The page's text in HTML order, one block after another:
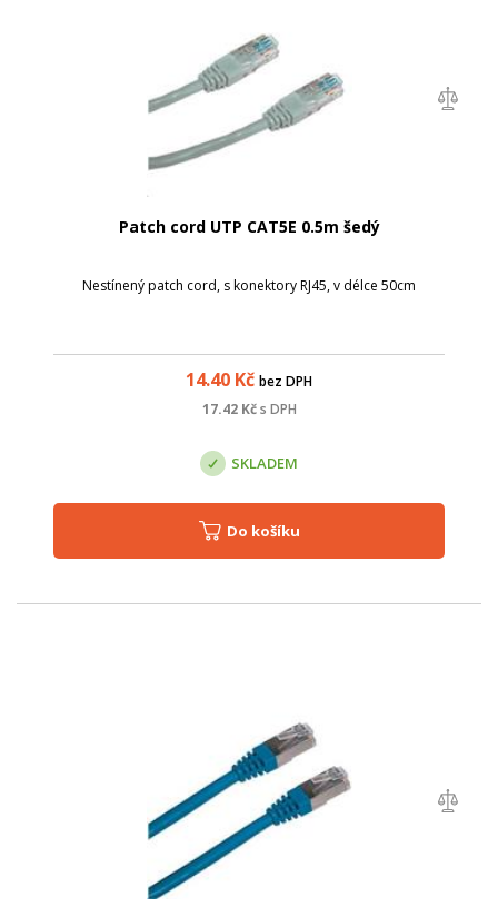
Patch cord UTP CAT5E 0.5m šedý
Nestínený patch cord, s konektory RJ45, v délce 50cm
14.40 Kč bez DPH
17.42Kč s DPH
SKLADEM
Do košíku